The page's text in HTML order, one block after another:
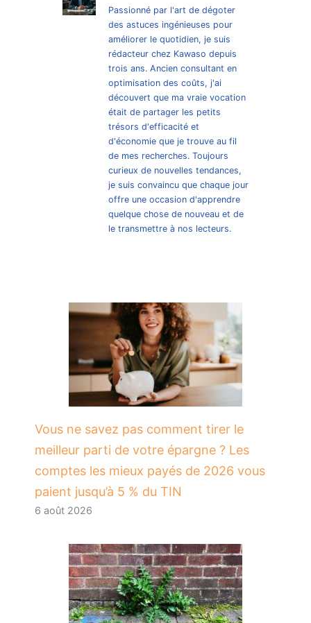
Passionné par l'art de dégoter
des astuces ingénieuses pour
améliorer le quotidien, je suis
rédacteur chez Kawaso depuis
trois ans. Ancien consultant en
optimisation des coûts, j'ai
découvert que ma vraie vocation
était de partager les petits
trésors d'efficacité et
d'économie que je trouve au fil
de mes recherches. Toujours
curieux de nouvelles tendances,
je suis convaincu que chaque jour
offre une occasion d'apprendre
quelque chose de nouveau et de
le transmettre à nos lecteurs.
Vous ne savez pas comment tirer le
meilleur parti de votre épargne ? Les
comptes les mieux payés de 2026 vous
paient jusqu’à 5 % du TIN
6 août 2026